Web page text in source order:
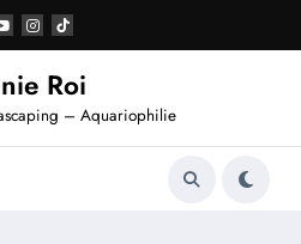
Roi
– Aquariophilie